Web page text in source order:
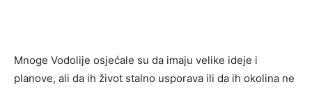
Mnoge Vodolije osjećale su da imaju velike ideje i
planove, ali da ih život stalno usporava ili da ih okolina ne